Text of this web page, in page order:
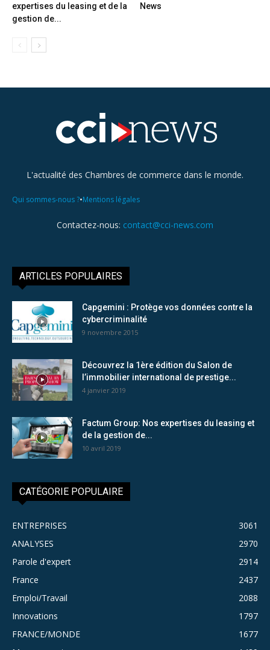
expertises du leasing et de la
gestion de...
News
L'actualité des Chambres de commerce dans le monde.
Qui sommes-nous ?•Mentions légales
Contactez-nous: contact@cci-news.com
ARTICLES POPULAIRES
Capgemini : Protège vos données contre la
cybercriminalité
9 novembre 2015
Découvrez la 1ère édition du Salon de
l’immobilier international de prestige...
4 janvier 2019
Factum Group: Nos expertises du leasing et
de la gestion de...
10 avril 2019
CATÉGORIE POPULAIRE
ENTREPRISES
3061
ANALYSES
2970
Parole d'expert
2914
France
2437
Emploi/Travail
2088
Innovations
1797
FRANCE/MONDE
1677